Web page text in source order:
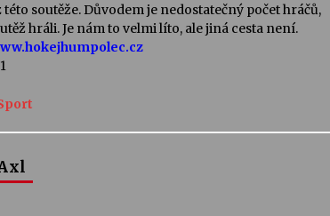
soutěže. Důvodem je nedostatečný počet hráčů,
hráli. Je nám to velmi líto, ale jiná cesta není.
1